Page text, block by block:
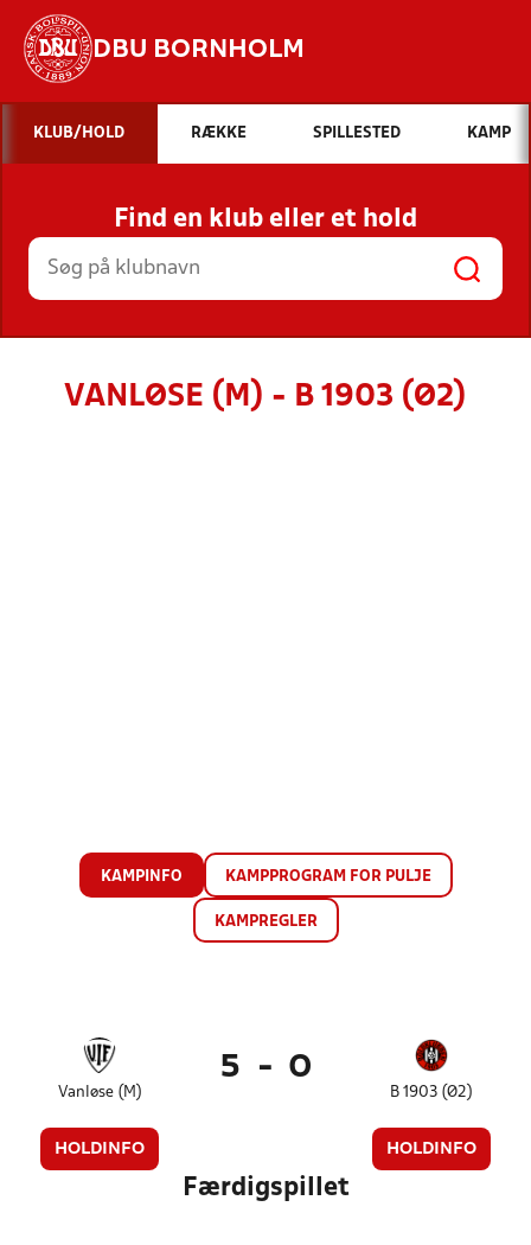
DBU BORNHOLM
Hvad vil du søge efter?
INDHOLD OG NYHEDER
STILLINGER, RESULTATER, KLUBBER OG
HOLD
KLUB/HOLD RÆKKE SPILLESTED KAMP
Find en klub eller et hold
VANLØSE (M) - B 1903 (Ø2)
KAMPINFO KAMPPROGRAM FOR PULJE
KAMPREGLER
Vanløse (M)
HOLDINFO
5 - 0
B 1903 (Ø2)
HOLDINFO
Færdigspillet